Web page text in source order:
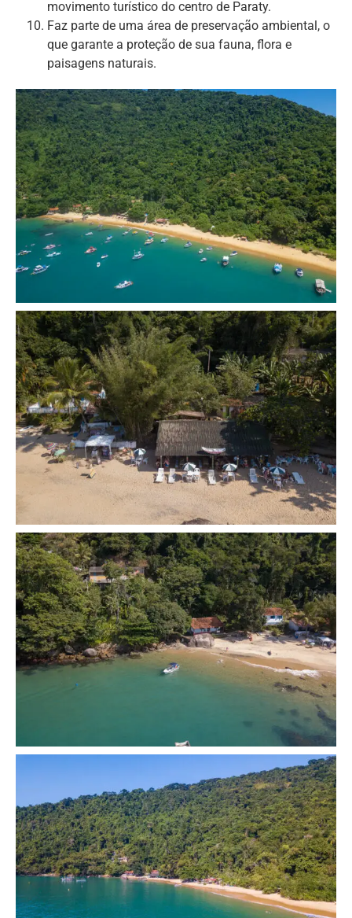
movimento turístico do centro de Paraty.
Faz parte de uma área de preservação ambiental, o
que garante a proteção de sua fauna, flora e
paisagens naturais.